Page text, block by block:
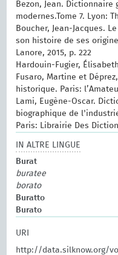
Bezon, Jean.
modernes.‎Tome 7. Lyon:
Boucher, Jean-Jacques.
son histoire de ses
Lanore, 2015, p. 222
Hardouin-Fugier,
Fusaro, Martine et
historique. Paris:
Lami, Eugène-Oscar.
biographique de
Paris: Librairie Des
IN ALTRE LINGUE
Burat
buratee
borato
Buratto
Burato
URI
http://data.silknow.org/